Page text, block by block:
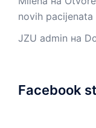
novih pacijenata
JZU admin на
Facebook